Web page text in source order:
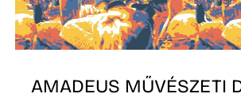
AMADEUS MŰVÉSZETI